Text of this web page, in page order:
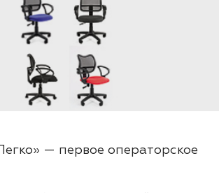
— первое операторское